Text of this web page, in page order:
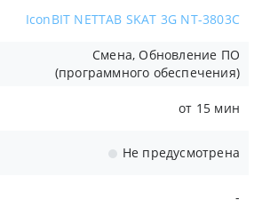
IconBIT NETTAB SKAT 3G NT-3803C
Смена, Обновление ПО
(программного обеспечения)
от 15 мин
Не предусмотрена
-